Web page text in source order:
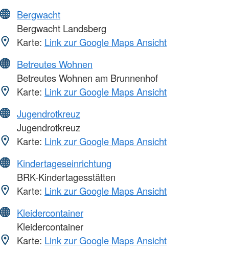
Bergwacht
Bergwacht Landsberg
Karte: Link zur Google Maps Ansicht
Betreutes Wohnen
Betreutes Wohnen am Brunnenhof
Karte: Link zur Google Maps Ansicht
Jugendrotkreuz
Jugendrotkreuz
Karte: Link zur Google Maps Ansicht
Kindertageseinrichtung
BRK-Kindertagesstätten
Karte: Link zur Google Maps Ansicht
Kleidercontainer
Kleidercontainer
Karte: Link zur Google Maps Ansicht